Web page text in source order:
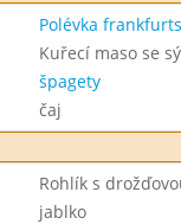
Polévka
Kuřecí maso se
špagety
čaj
Rohlík s
jablko